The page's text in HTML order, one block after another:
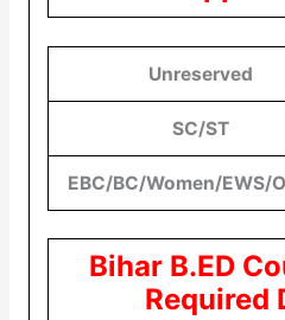
Unreserved
SC/ST
EBC/BC/Women/EWS/
Bihar B.ED
Required